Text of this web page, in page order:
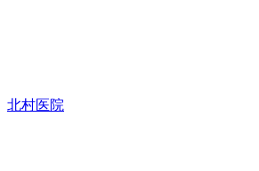
北村医院